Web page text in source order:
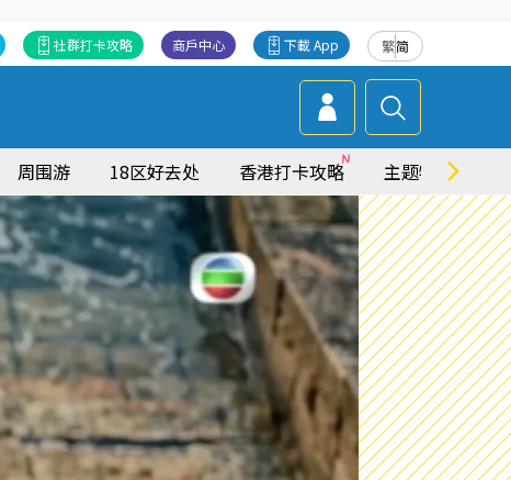
繁简
下載 App
商戶中心
社群打卡攻略
周围游 18区好去处 香港打卡攻略 主题特集